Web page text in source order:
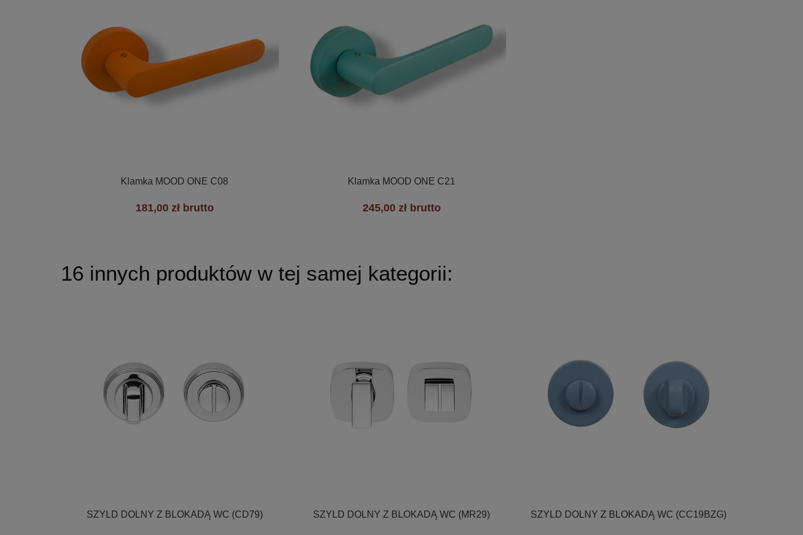
Szybki podgląd
Klamka MOOD ONE C08
181,00 zł brutto
Szybki podgląd
Klamka MOOD ONE C21
245,00 zł brutto
16 innych produktów w tej samej kategorii:
Szybki podgląd
SZYLD DOLNY Z BLOKADĄ WC (CD79) Szybki podgląd
SZYLD DOLNY Z BLOKADĄ WC (MR29) Szybki podgląd
SZYLD DOLNY Z BLOKADĄ WC (CC19BZG)